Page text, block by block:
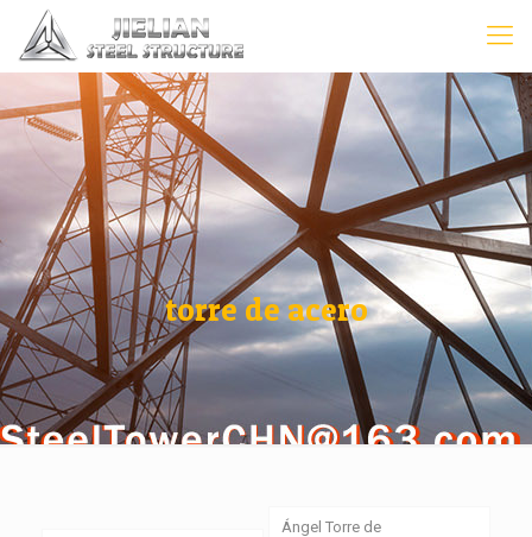
torre de acero
Ángel Torre de